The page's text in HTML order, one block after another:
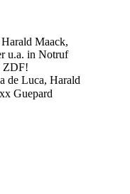
Maack,
u.a. in Notruf
ZDF!
de Luca, Harald
Guepard